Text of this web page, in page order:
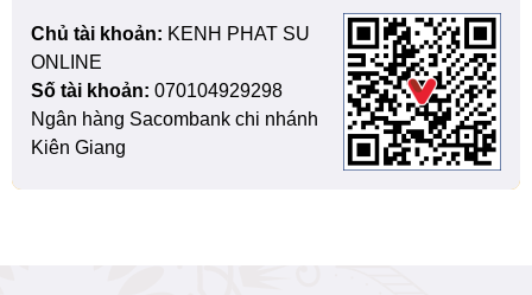
Chủ tài khoản: KENH PHAT SU
ONLINE
Số tài khoản: 070104929298
Ngân hàng Sacombank chi nhánh
Kiên Giang